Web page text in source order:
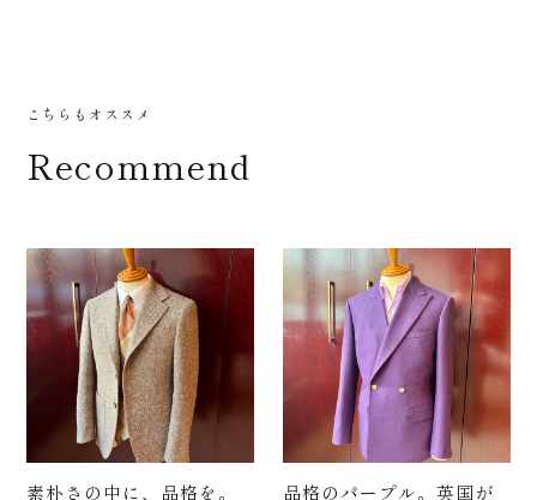
介
こちらもオススメ
Recommend
素朴さの中に、品格を。 品格のパープル。英国が